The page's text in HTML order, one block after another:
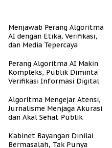
Menjawab Perang Algoritma
AI dengan Etika, Verifikasi,
dan Media Tepercaya
Perang Algoritma AI Makin
Kompleks, Publik Diminta
Verifikasi Informasi Digital
Algoritma Mengejar Atensi,
Jurnalisme Menjaga Akurasi
dan Akal Sehat Publik
Kabinet Bayangan Dinilai
Bermasalah, Tak Punya